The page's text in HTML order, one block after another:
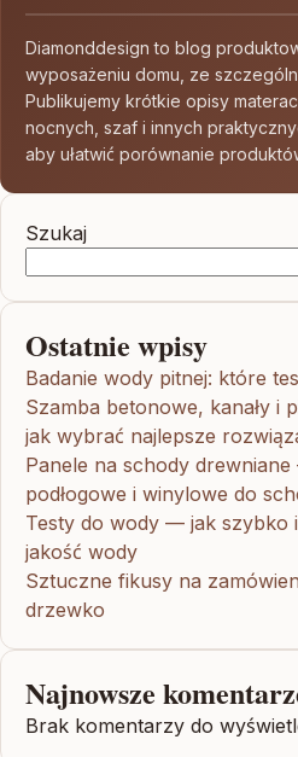
Diamonddesign to blog
wyposażeniu domu, ze
Publikujemy krótkie opisy
nocnych, szaf i innych
aby ułatwić porównanie
Szukaj
Ostatnie wpisy
Badanie wody pitnej: które
Szamba betonowe, kanały i
jak wybrać najlepsze
Panele na schody
podłogowe i winylowe do
Testy do wody — jak szybko
jakość wody
Sztuczne fikusy na
drzewko
Najnowsze
Brak komentarzy do